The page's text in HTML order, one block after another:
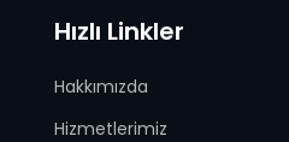
Hızlı Linkler
Hakkımızda
Hizmetlerimiz